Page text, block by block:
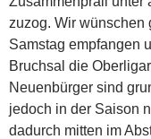
zuzog. Wir wünschen
Samstag empfangen
Bruchsal die
Neuenbürger sind
jedoch in der Saison
dadurch mitten im